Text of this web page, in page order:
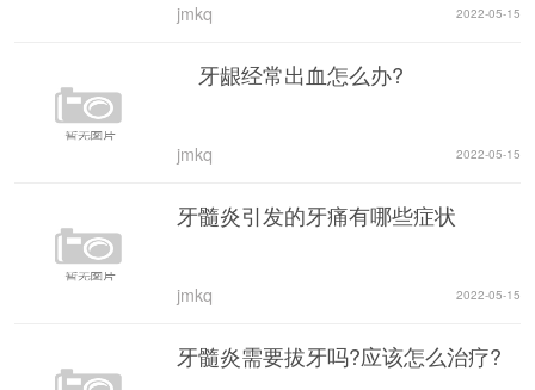
jmkq 2022-05-15
牙龈经常出血怎么办?
jmkq 2022-05-15
牙髓炎引发的牙痛有哪些症状
jmkq 2022-05-15
牙髓炎需要拔牙吗?应该怎么治疗?